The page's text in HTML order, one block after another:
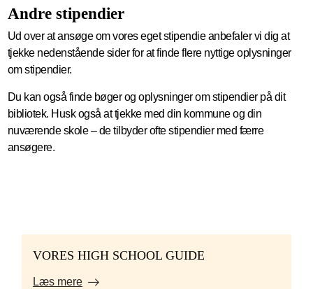
Andre stipendier
Ud over at ansøge om vores eget stipendie anbefaler vi dig at
tjekke nedenstående sider for at finde flere nyttige oplysninger
om stipendier.
Du kan også finde bøger og oplysninger om stipendier på dit
bibliotek. Husk også at tjekke med din kommune og din
nuværende skole – de tilbyder ofte stipendier med færre
ansøgere.
VORES HIGH SCHOOL GUIDE
Læs mere